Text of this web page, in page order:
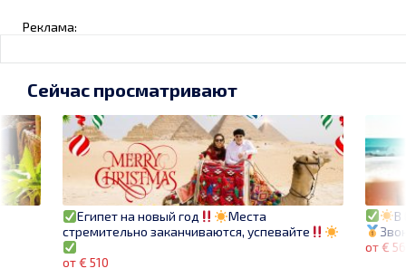
Реклама:
В
от €
Сейчас просматривают
Египет на новый год
Места
стремительно заканчиваются, успевайте
от € 510